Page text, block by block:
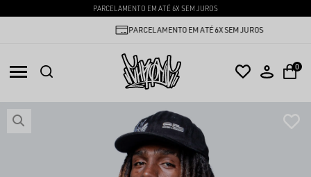
PARCELAMENTO EM ATÉ 6X SEM JUROS
PARCELAMENTO EM ATÉ 6X SEM JUROS
0